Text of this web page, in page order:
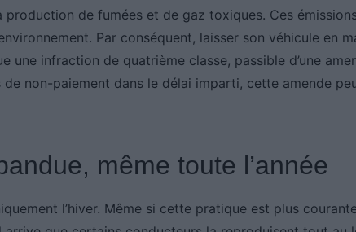
production de fumées et de gaz toxiques. Ces
Par conséquent, laisser son véhicule en
une infraction de quatrième classe, passible d’une
non-paiement dans le délai imparti, cette amende
même toute l’année
l’hiver. Même si cette pratique est plus